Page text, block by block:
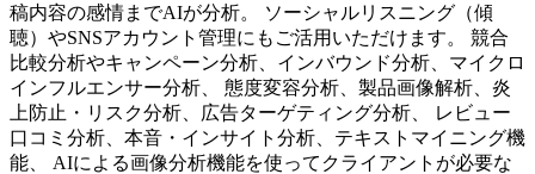
稿内容の感情までAIが分析。 ソーシャルリスニング（傾
聴）やSNSアカウント管理にもご活用いただけます。 競合
比較分析やキャンペーン分析、インバウンド分析、マイクロ
インフルエンサー分析、 態度変容分析、製品画像解析、炎
上防止・リスク分析、広告ターゲティング分析、 レビュー
口コミ分析、本音・インサイト分析、テキストマイニング機
能、 AIによる画像分析機能を使ってクライアントが必要な